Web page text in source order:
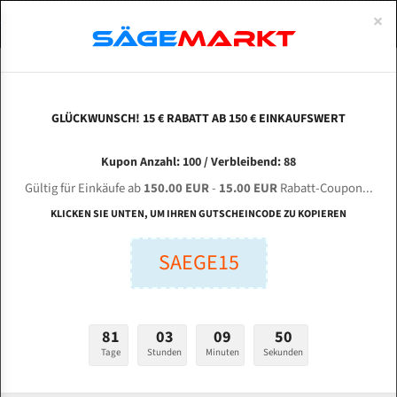
ZHEJIANG CHENLONG SAWING MACHINE G 4228
/ 70 für 4320 mm Bi-Metall Bandsägeblätter
Länge (mm):
Stärken + Zahnteilung:
mm
ABOUTS
ENGLISH
Bi-Metall Meterware
Fleischerei Bandsägeblätter
Bandmesser Glatt Meterware
Konvex Meterware
×
GLÜCKWUNSCH! 15 € RABATT AB 150 € EINKAUFSWERT
Kupon Anzahl: 100 / Verbleibend: 88
Gültig für Einkäufe ab150.00 EUR- 15.00 EURRabatt-Coupon...
KLICKEN SIE UNTEN, UM IHREN GUTSCHEINCODE ZU KOPIEREN
SAEGE15
81
Tage
03
Stunden
09
Minuten
49
Sekunden